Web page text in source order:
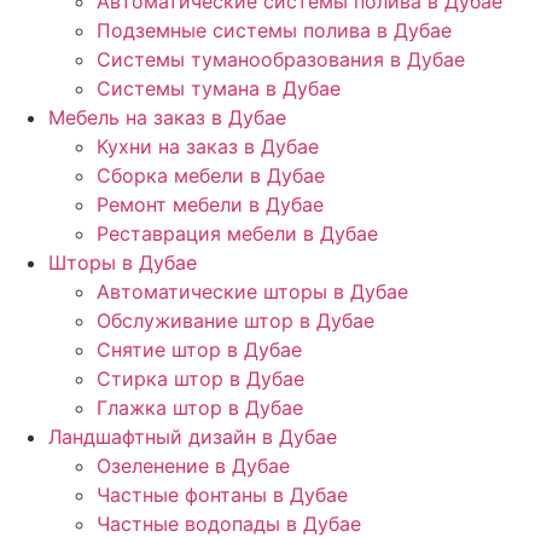
Подземные системы полива в Дубае
Системы туманообразования в Дубае
Системы тумана в Дубае
Мебель на заказ в Дубае
Кухни на заказ в Дубае
Сборка мебели в Дубае
Ремонт мебели в Дубае
Реставрация мебели в Дубае
Шторы в Дубае
Автоматические шторы в Дубае
Обслуживание штор в Дубае
Снятие штор в Дубае
Стирка штор в Дубае
Глажка штор в Дубае
Ландшафтный дизайн в Дубае
Озеленение в Дубае
Частные фонтаны в Дубае
Частные водопады в Дубае